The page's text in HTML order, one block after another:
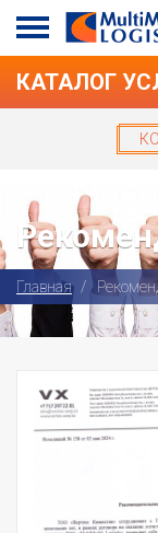
КАТАЛОГ
Главная